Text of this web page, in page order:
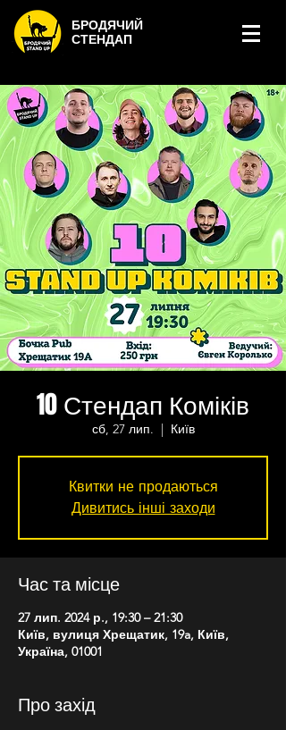
БРОДЯЧИЙ
СТЕНДАП
10 Стендап Коміків
сб, 27 лип.
  |
Київ
Квитки не продаються
Дивитись інші заходи
Час та місце
27 лип. 2024 р., 19:30 – 21:30
Київ, вулиця Хрещатик, 19a, Київ,
Україна, 01001
Про захід